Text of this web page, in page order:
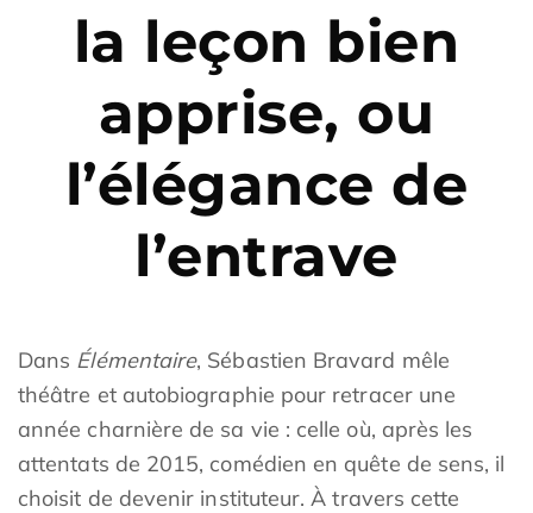
la leçon bien
apprise, ou
l’élégance de
l’entrave
Dans Élémentaire, Sébastien Bravard mêle
théâtre et autobiographie pour retracer une
année charnière de sa vie : celle où, après les
attentats de 2015, comédien en quête de sens, il
choisit de devenir instituteur. À travers cette